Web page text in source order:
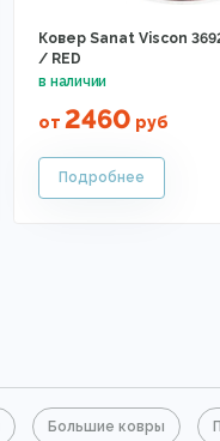
Ковер Sanat Viscon
/ RED
от 2460 руб
Большие ковры